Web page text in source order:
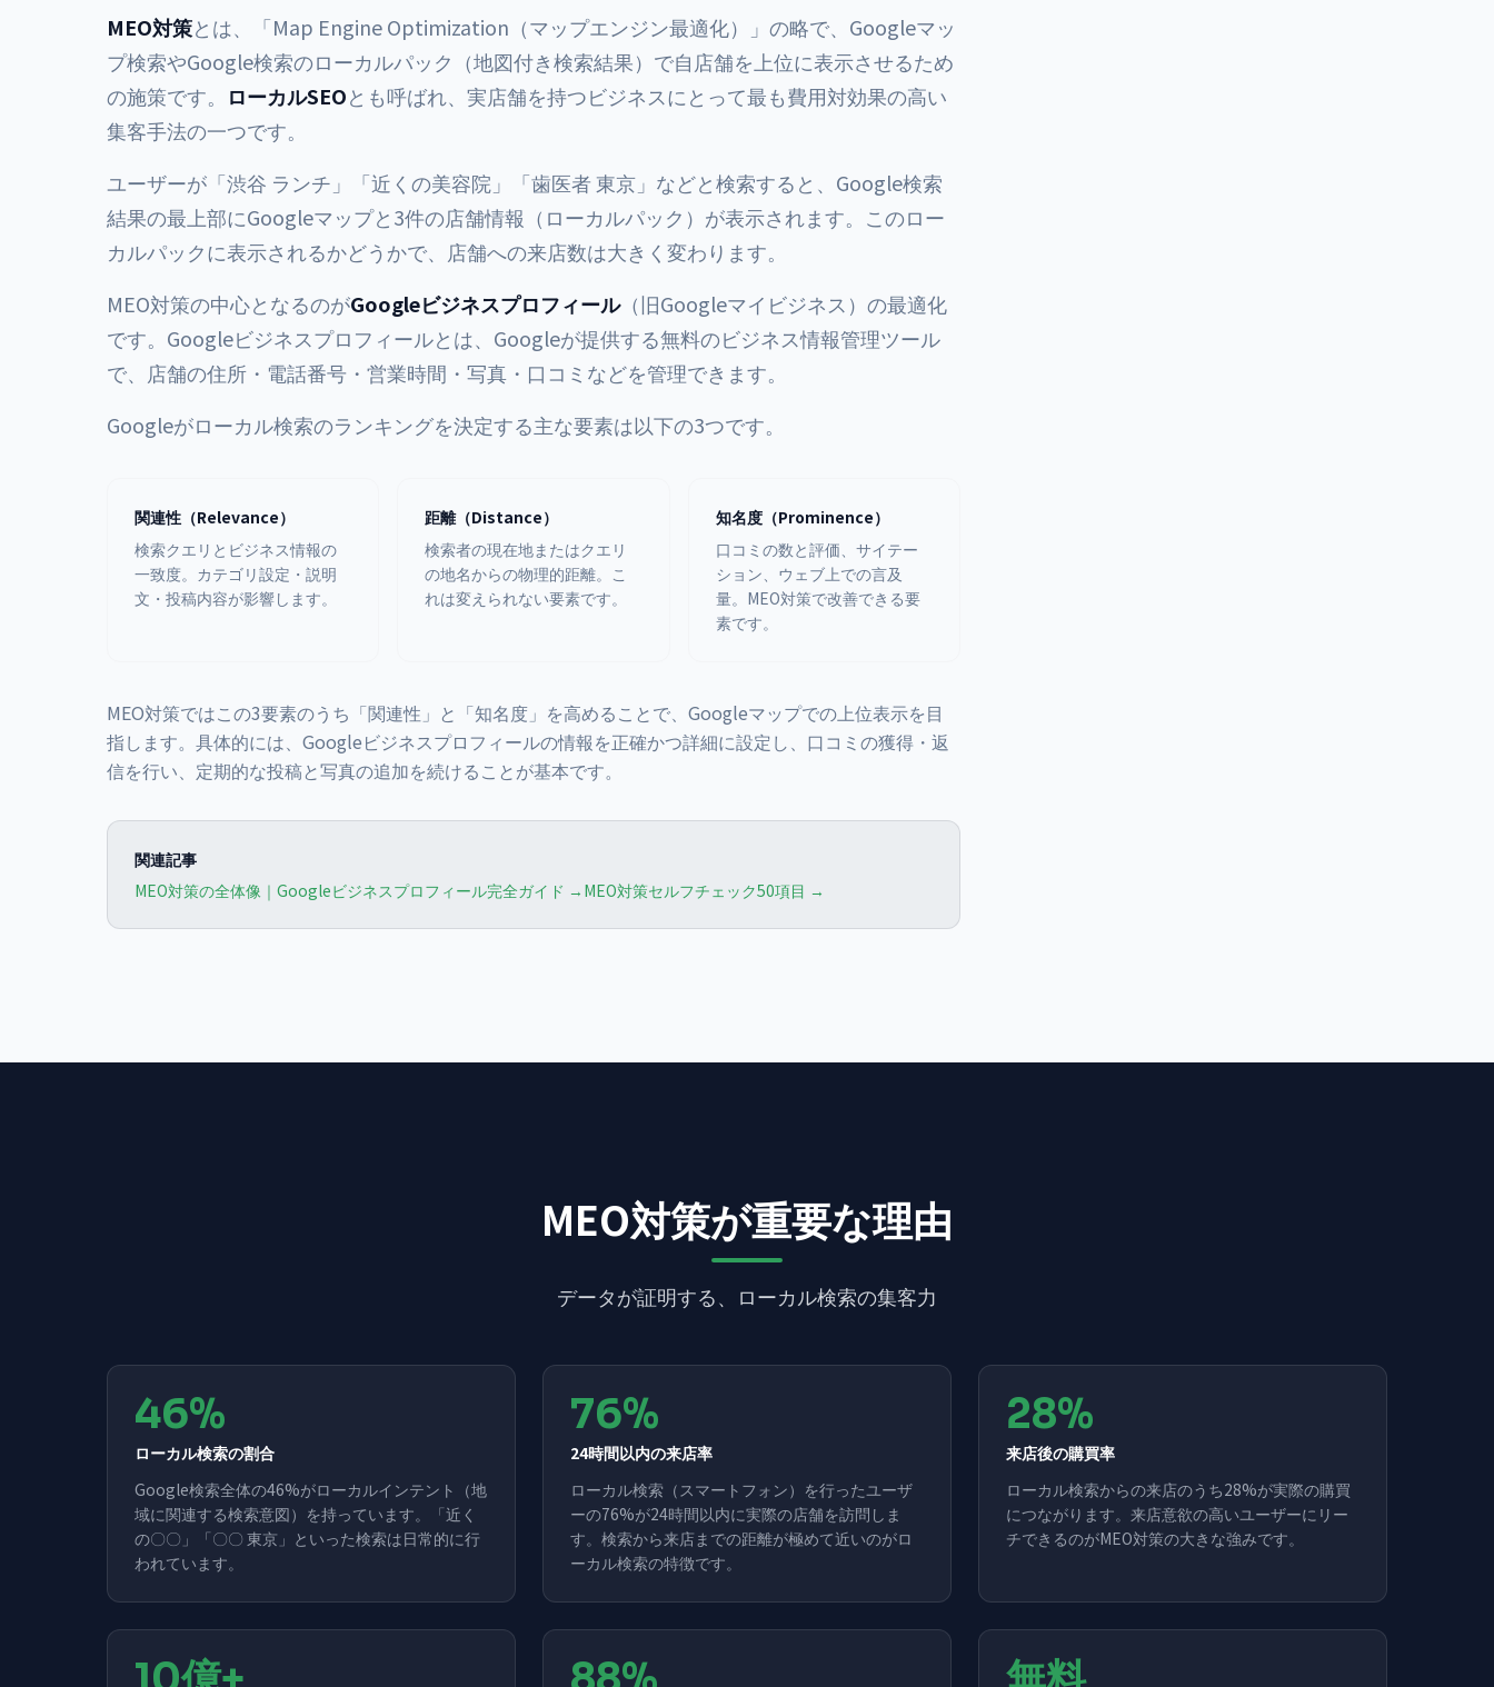
MEO対策とは、「Map Engine Optimization（マップエンジン最適化）」の略で、Googleマッ
プ検索やGoogle検索のローカルパック（地図付き検索結果）で自店舗を上位に表示させるため
の施策です。
ローカルSEOとも呼ばれ、実店舗を持つビジネスにとって最も費用対効果の高い
集客手法の一つです。
ユーザーが「渋谷 ランチ」「近くの美容院」「歯医者 東京」などと検索すると、Google検索
結果の最上部にGoogleマップと3件の店舗情報（ローカルパック）が表示されます。このロー
カルパックに表示されるかどうかで、店舗への来店数は大きく変わります。
MEO対策の中心となるのがGoogleビジネスプロフィール（旧Googleマイビジネス）の最適化
です。Googleビジネスプロフィールとは、Googleが提供する無料のビジネス情報管理ツール
で、店舗の住所・電話番号・営業時間・写真・口コミなどを管理できます。
Googleがローカル検索のランキングを決定する主な要素は以下の3つです。
関連性（Relevance）
検索クエリとビジネス情報の
一致度。カテゴリ設定・説明
文・投稿内容が影響します。
距離（Distance）
検索者の現在地またはクエリ
の地名からの物理的距離。こ
れは変えられない要素です。
知名度（Prominence）
口コミの数と評価、サイテー
ション、ウェブ上での言及
量。MEO対策で改善できる要
素です。
MEO対策ではこの3要素のうち「関連性」と「知名度」を高めることで、Googleマップでの上位表示を目
指します。具体的には、Googleビジネスプロフィールの情報を正確かつ詳細に設定し、口コミの獲得・返
信を行い、定期的な投稿と写真の追加を続けることが基本です。
関連記事
MEO対策の全体像｜Googleビジネスプロフィール完全ガイド → MEO対策セルフチェック50項目 →
MEO対策が重要な理由
データが証明する、ローカル検索の集客力
46%
ローカル検索の割合
Google検索全体の46%がローカルインテント（地
域に関連する検索意図）を持っています。「近く
の〇〇」「〇〇 東京」といった検索は日常的に行
われています。
76%
24時間以内の来店率
ローカル検索（スマートフォン）を行ったユーザ
ーの76%が24時間以内に実際の店舗を訪問しま
す。検索から来店までの距離が極めて近いのがロ
ーカル検索の特徴です。
28%
来店後の購買率
ローカル検索からの来店のうち28%が実際の購買
につながります。来店意欲の高いユーザーにリー
チできるのがMEO対策の大きな強みです。